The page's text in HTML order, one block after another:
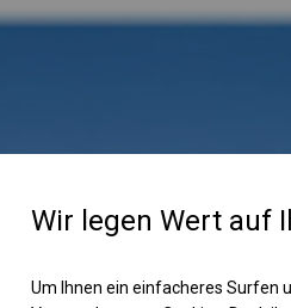
Wir legen Wert auf
Um Ihnen ein einfacheres Surfen